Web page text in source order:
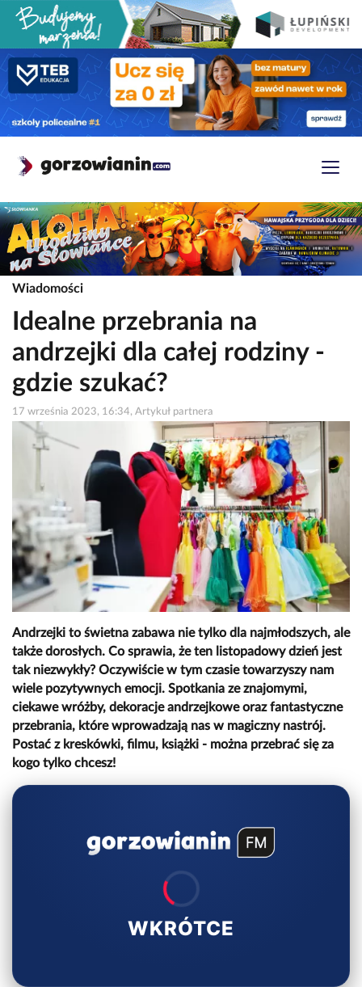
Wiadomości
Idealne przebrania na
andrzejki dla całej rodziny -
gdzie szukać?
17 września 2023, 16:34, Artykuł partnera
Andrzejki to świetna zabawa nie tylko dla najmłodszych, ale
także dorosłych. Co sprawia, że ten listopadowy dzień jest
tak niezwykły? Oczywiście w tym czasie towarzyszy nam
wiele pozytywnych emocji. Spotkania ze znajomymi,
ciekawe wróżby, dekoracje andrzejkowe oraz fantastyczne
przebrania, które wprowadzają nas w magiczny nastrój.
Postać z kreskówki, filmu, książki - można przebrać się za
kogo tylko chcesz!
WKRÓTCE